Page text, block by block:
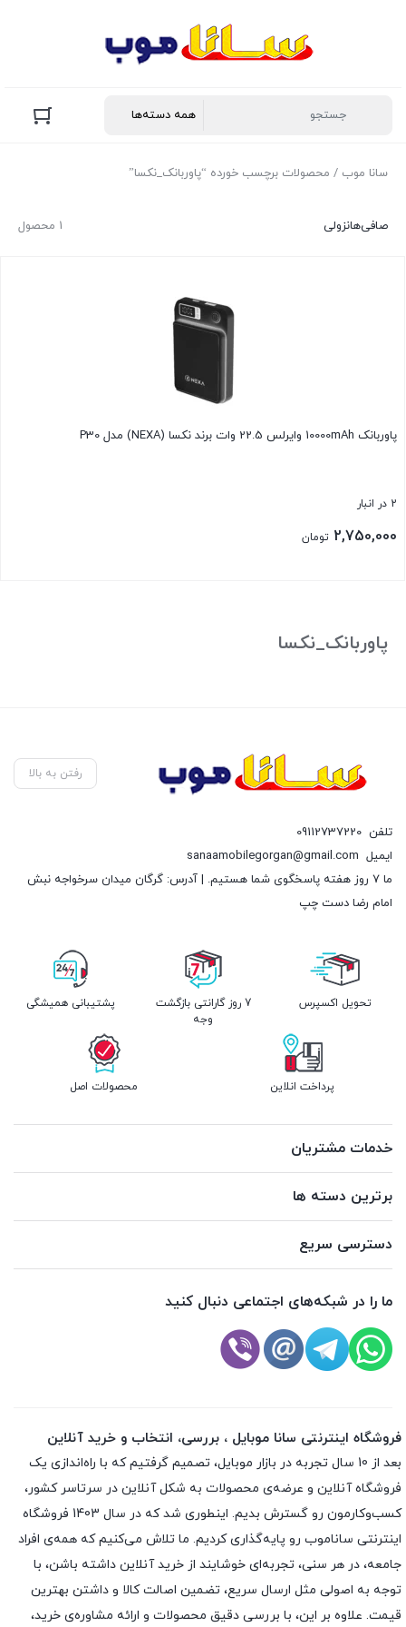
سانا موب / محصولات برچسب خورده “پاوربانک_نکسا”
1 محصول صافی‌هانزولی
پاوربانک 10000mAh وایرلس 22.5 وات برند نکسا (NEXA) مدل P30
2 در انبار
2,750,000 تومان
پاوربانک_نکسا
رفتن به بالا
تلفن 09112737220
ایمیل sanaamobilegorgan@gmail.com
ما 7 روز هفته پاسخگوی شما هستیم. | آدرس: گرگان میدان سرخواجه نبش
امام رضا دست چپ
تحویل اکسپرس
7 روز گارانتی بازگشت
وجه
پشتیبانی همیشگی
پرداخت انلاین محصولات اصل
خدمات مشتریان
برترین دسته ها
دسترسی سریع
ما را در شبکه‌های اجتماعی دنبال کنید
فروشگاه اینترنتی سانا موبایل ، بررسی، انتخاب و خرید آنلاین
بعد از 10 سال تجربه در بازار موبایل، تصمیم گرفتیم که با راه‌اندازی یک
فروشگاه آنلاین و عرضه‌ی محصولات به شکل آنلاین در سرتاسر کشور،
کسب‌وکارمون رو گسترش بدیم. اینطوری شد که در سال 1403 فروشگاه
اینترنتی ساناموب رو پایه‌گذاری کردیم. ما تلاش می‌کنیم که همه‌ی افراد
جامعه، در هر سنی، تجربه‌ای خوشایند از خرید آنلاین داشته باشن، با
توجه به اصولی مثل ارسال سریع، تضمین اصالت کالا و داشتن بهترین
قیمت. علاوه بر این، با بررسی دقیق محصولات و ارائه مشاوره‌ی خرید،